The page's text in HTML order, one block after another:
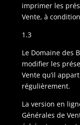
imprimer les
Vente, à
1.3
Le Domaine des
modifier les
Vente qu’il
régulièrement.
La version en
Générales de